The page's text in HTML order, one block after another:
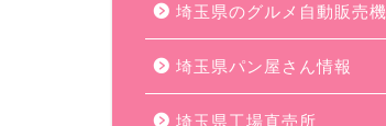
埼玉県のグルメ自動販売機
埼玉県パン屋さん情報
埼玉県工場直売所